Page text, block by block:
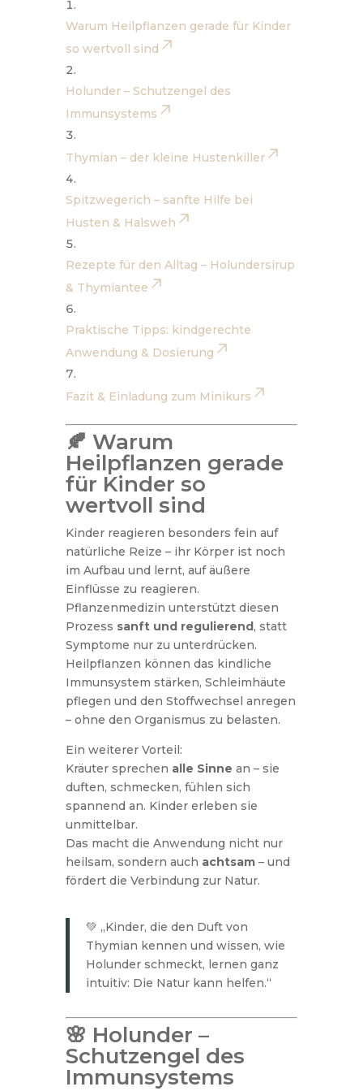
Warum Heilpflanzen gerade für Kinder
so wertvoll sind
Holunder – Schutzengel des
Immunsystems
Thymian – der kleine Hustenkiller
Spitzwegerich – sanfte Hilfe bei
Husten & Halsweh
Rezepte für den Alltag – Holundersirup
& Thymiantee
Praktische Tipps: kindgerechte
Anwendung & Dosierung
Fazit & Einladung zum Minikurs
🍂 Warum
Heilpflanzen gerade
für Kinder so
wertvoll sind
Kinder reagieren besonders fein auf
natürliche Reize – ihr Körper ist noch
im Aufbau und lernt, auf äußere
Einflüsse zu reagieren.
Pflanzenmedizin unterstützt diesen
Prozess sanft und regulierend, statt
Symptome nur zu unterdrücken.
Heilpflanzen können das kindliche
Immunsystem stärken, Schleimhäute
pflegen und den Stoffwechsel anregen
– ohne den Organismus zu belasten.
Ein weiterer Vorteil:
Kräuter sprechen alle Sinne an – sie
duften, schmecken, fühlen sich
spannend an. Kinder erleben sie
unmittelbar.
Das macht die Anwendung nicht nur
heilsam, sondern auch achtsam– und
fördert die Verbindung zur Natur.
💚 „Kinder, die den Duft von
Thymian kennen und wissen, wie
Holunder schmeckt, lernen ganz
intuitiv: Die Natur kann helfen.“
🌸 Holunder –
Schutzengel des
Immunsystems